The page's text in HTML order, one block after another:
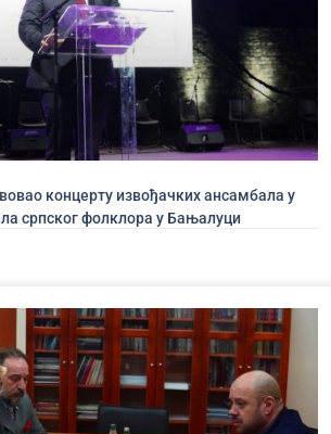
концерту извођачких ансамбала у
српског фолклора у Бањалуци